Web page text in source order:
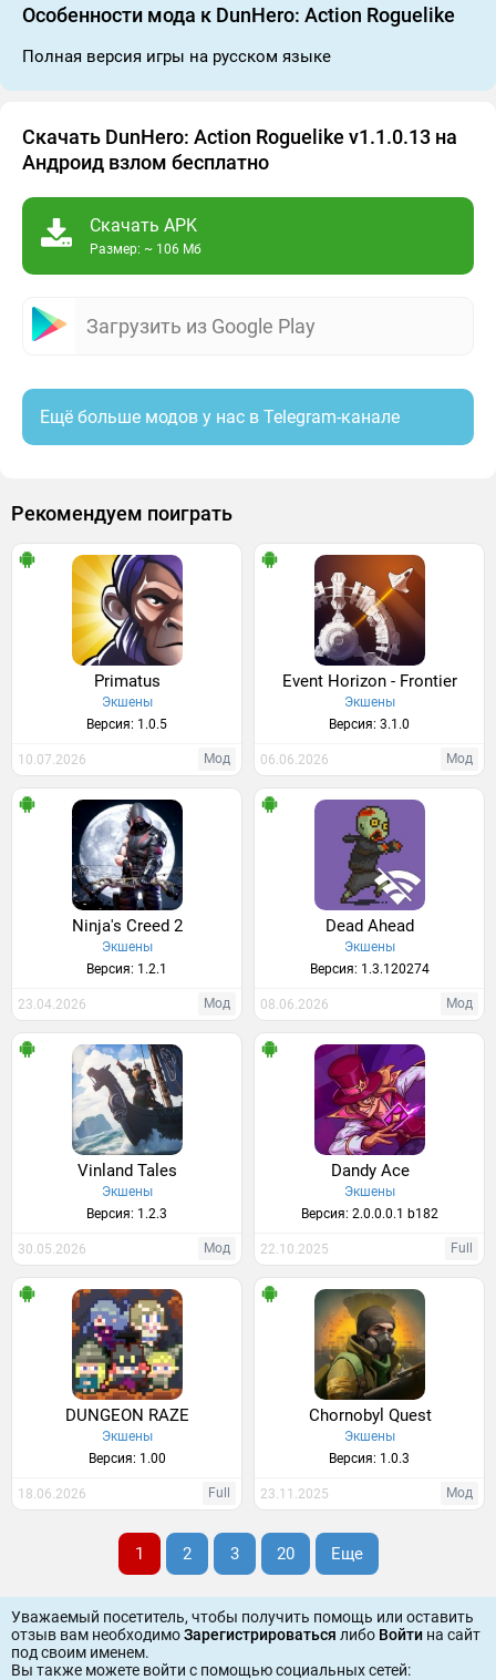
Особенности мода к DunHero: Action Roguelike
Полная версия игры на русском языке
Скачать DunHero: Action Roguelike v1.1.0.13 на
Андроид взлом бесплатно
Скачать APK
Размер: ~ 106 Мб
Загрузить из Google Play
Ещё больше модов у нас в Telegram-канале
Рекомендуем поиграть
Primatus
Экшены
Версия: 1.0.5
10.07.2026 Мод
Event Horizon - Frontier
Экшены
Версия: 3.1.0
06.06.2026 Мод
Ninja's Creed 2
Экшены
Версия: 1.2.1
23.04.2026 Мод
Dead Ahead
Экшены
Версия: 1.3.120274
08.06.2026 Мод
Vinland Tales
Экшены
Версия: 1.2.3
30.05.2026 Мод
Dandy Ace
Экшены
Версия: 2.0.0.0.1 b182
22.10.2025 Full
DUNGEON RAZE
Экшены
Версия: 1.00
18.06.2026 Full
Chornobyl Quest
Экшены
Версия: 1.0.3
23.11.2025 Мод
1 2 3 20 Еще
Уважаемый посетитель, чтобы получить помощь или оставить
отзыв вам необходимоЗарегистрироваться либо Войти на сайт
под своим именем.
Вы также можете войти c помощью социальных сетей: